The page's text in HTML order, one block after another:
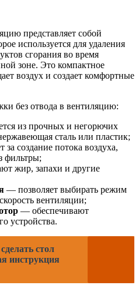
представляет собой
используется для удаления
сгорания во время
зоне. Это компактное
воздух и создает комфортные
без отвода в вентиляцию:
из прочных и негорючих
сталь или пластик;
за создание потока воздуха,
фильтры;
жир, запахи и другие
— позволяет выбирать режим
вентиляции;
— обеспечивают
устройства.
стол
инструкция